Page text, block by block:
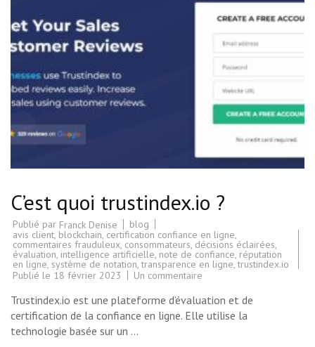
C’est quoi trustindex.io ?
Publié par Franck Denise
blog
avis client, blockchain, certification confiance en ligne,
commentaires frauduleux, consommateurs, décisions éclairées,
évaluation, intelligence artificielle, note de confiance, réputation
en ligne, système de notation,transparence en ligne,trustindex.io
Publié le 18 février 2023 Un commentaire
quoi
trustindex.io
?
Trustindex.io est une plateforme d’évaluation et de
certification de la confiance en ligne. Elle utilise la
technologie basée sur un …